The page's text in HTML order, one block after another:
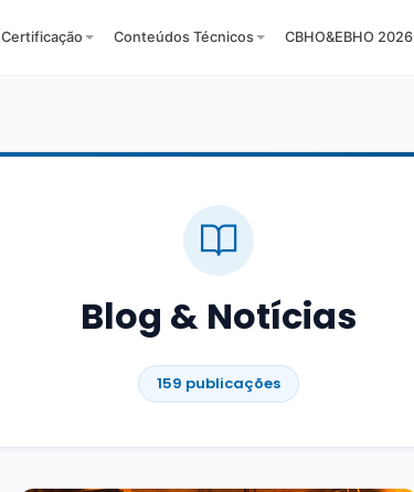
Certificação Conteúdos Técnicos CBHO&EBHO 2026
Blog & Notícias
159 publicações